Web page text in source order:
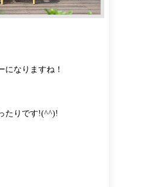
になりますね！
たりです!(^^)!